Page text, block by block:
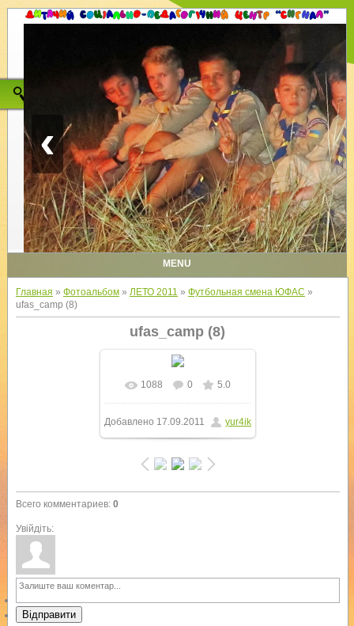
‹
MENU
Главная » Фотоальбом» ЛЕТО 2011 » Футбольная смена ЮФАС »
ufas_camp (8)
ufas_camp (8)
В реальном размере
1024x768/ 96.0Kb
1088 0 5.0
Добавлено 17.09.2011 yur4ik
Всего комментариев: 0
Увійдіть:
Відправити